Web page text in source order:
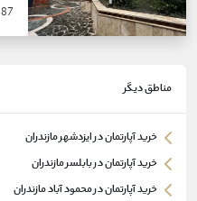
87
مناطق دیگر
خرید آپارتمان در ایزدشهر مازندران
خرید آپارتمان در بابلسر مازندران
خرید آپارتمان در محمود آباد مازندران